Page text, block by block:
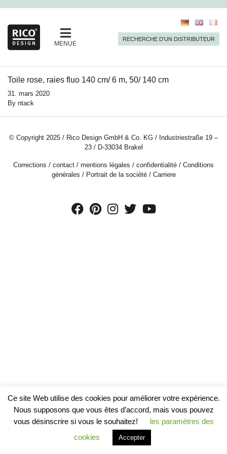
MENUE
RECHERCHE D’UN DISTRIBUTEUR
Toile rose, raies fluo 140 cm/ 6 m, 50/ 140 cm
31. mars 2020
By ntack
© Copyright 2025 / Rico Design GmbH & Co. KG / Industriestraße 19 –
23 / D-33034 Brakel
Corrections / contact / mentions légales / confidentialité / Conditions
générales / Portrait de la société/ Carriere
Ce site Web utilise des cookies pour améliorer votre expérience.
Nous supposons que vous êtes d’accord, mais vous pouvez
vous désinscrire si vous le souhaitez!
les paramètres des
cookies
Accepter